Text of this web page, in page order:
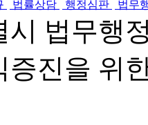
법률상담 행정심판 법무
시 법무행
증진을 위